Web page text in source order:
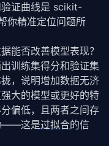
验证曲线是 scikit-
你精准定位问题所
能否改善模型表现？
训练集得分和验证集
，说明增加数据无济
大的模型或更好的特
偏低，且两者之间存
——这是过拟合的信